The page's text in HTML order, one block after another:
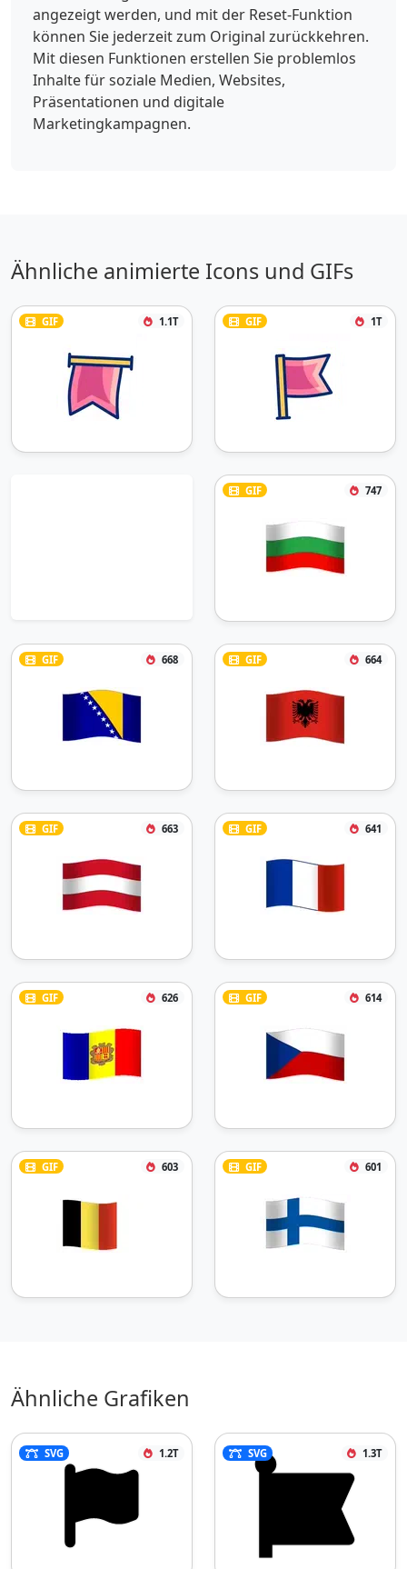
angezeigt werden, und mit der Reset-Funktion
können Sie jederzeit zum Original zurückkehren.
Mit diesen Funktionen erstellen Sie problemlos
Inhalte für soziale Medien, Websites,
Präsentationen und digitale
Marketingkampagnen.
Ähnliche animierte Icons und GIFs
GIF 1.1T GIF 1T
GIF 747
GIF 668 GIF 664
GIF 663 GIF 641
GIF 626 GIF 614
GIF 603 GIF 601
Ähnliche Grafiken
SVG 1.2T SVG 1.3T